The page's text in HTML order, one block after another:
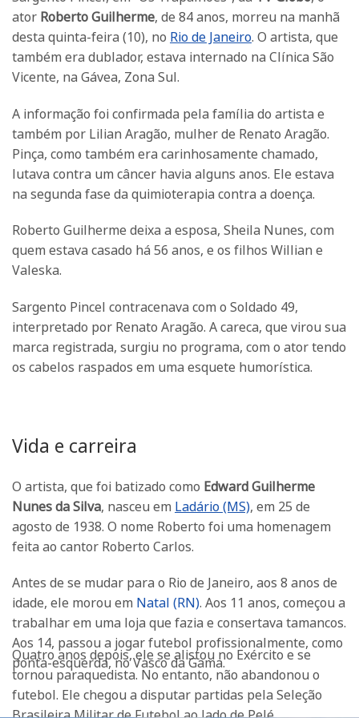
ator Roberto Guilherme, de 84 anos, morreu na manhã
desta quinta-feira (10), no Rio de Janeiro. O artista, que
também era dublador, estava internado na Clínica São
Vicente, na Gávea, Zona Sul.
A informação foi confirmada pela família do artista e
também por Lilian Aragão, mulher de Renato Aragão.
Pinça, como também era carinhosamente chamado,
lutava contra um câncer havia alguns anos. Ele estava
na segunda fase da quimioterapia contra a doença.
Roberto Guilherme deixa a esposa, Sheila Nunes, com
quem estava casado há 56 anos, e os filhos Willian e
Valeska.
Sargento Pincel contracenava com o Soldado 49,
interpretado por Renato Aragão. A careca, que virou sua
marca registrada, surgiu no programa, com o ator tendo
os cabelos raspados em uma esquete humorística.
Vida e carreira
O artista, que foi batizado como Edward Guilherme
Nunes da Silva, nasceu em Ladário (MS), em 25 de
agosto de 1938. O nome Roberto foi uma homenagem
feita ao cantor Roberto Carlos.
Antes de se mudar para o Rio de Janeiro, aos 8 anos de
idade, ele morou em Natal (RN). Aos 11 anos, começou a
trabalhar em uma loja que fazia e consertava tamancos.
Aos 14, passou a jogar futebol profissionalmente, como
ponta-esquerda, no Vasco da Gama.
Quatro anos depois, ele se alistou no Exército e se
tornou paraquedista. No entanto, não abandonou o
futebol. Ele chegou a disputar partidas pela Seleção